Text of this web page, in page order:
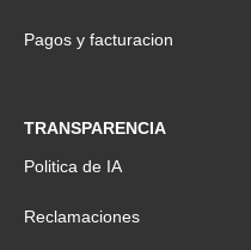
Pagos y facturacion
TRANSPARENCIA
Politica de IA
Reclamaciones